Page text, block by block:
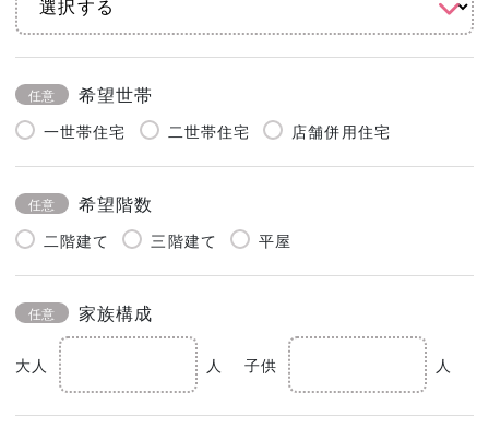
任意 希望世帯
一世帯住宅 二世帯住宅 店舗併用住宅
任意 希望階数
二階建て 三階建て 平屋
任意 家族構成
大人 人 子供 人